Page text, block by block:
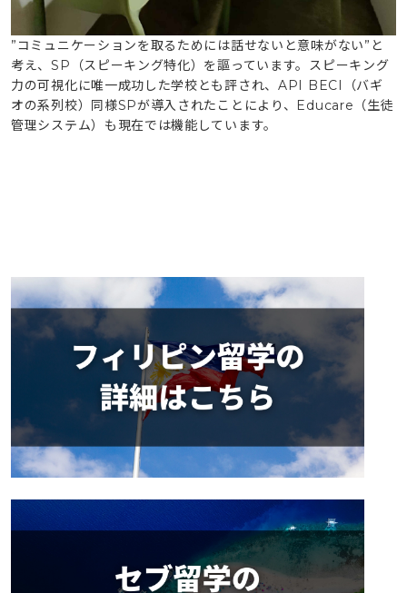
”コミュニケーションを取るためには話せないと意味がない”と
考え、SP（スピーキング特化）を謳っています。スピーキング
力の可視化に唯一成功した学校とも評され、API BECI（バギ
オの系列校）同様SPが導入されたことにより、Educare（生徒
管理システム）も現在では機能しています。